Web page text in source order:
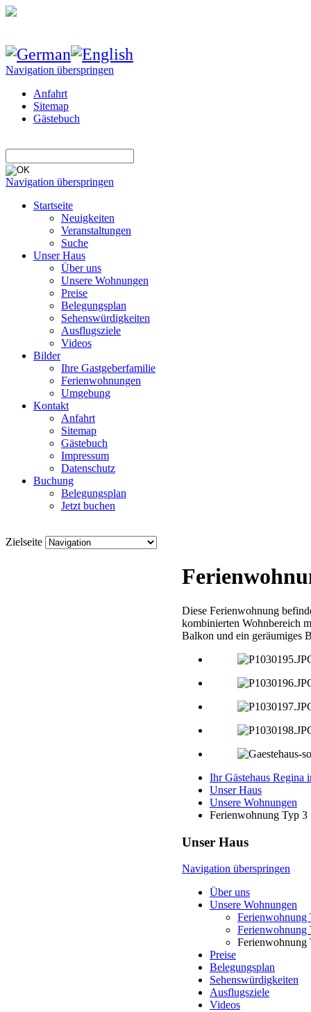
Navigation überspringen
Anfahrt
Sitemap
Gästebuch
Navigation überspringen
Startseite
Neuigkeiten
Veranstaltungen
Suche
Unser Haus
Über uns
Unsere Wohnungen
Preise
Belegungsplan
Sehenswürdigkeiten
Ausflugsziele
Videos
Bilder
Ihre Gastgeberfamilie
Ferienwohnungen
Umgebung
Kontakt
Anfahrt
Sitemap
Gästebuch
Impressum
Datenschutz
Buchung
Belegungsplan
Jetzt buchen
Zielseite
Diese Ferienwohnung
kombinierten Wohnbereich
Balkon und ein geräumiges
Ihr Gästehaus Regina
Unser Haus
Unsere Wohnungen
Ferienwohnung Typ 3
Unser Haus
Navigation überspringen
Über uns
Unsere Wohnungen
Ferienwohnung
Ferienwohnung
Ferienwohnung
Preise
Belegungsplan
Sehenswürdigkeiten
Ausflugsziele
Videos